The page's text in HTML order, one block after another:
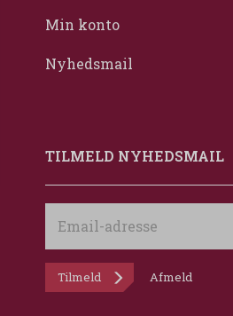
Min konto
Nyhedsmail
TILMELD NYHEDSMAIL
adresse
Tilmeld Afmeld